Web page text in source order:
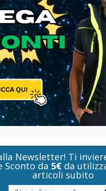
Newsletter! Ti
Sconto da 5€ da
articoli subito